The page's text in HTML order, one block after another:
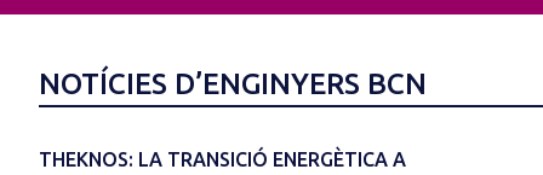
NOTÍCIES D’ENGINYERS BCN
THEKNOS: LA TRANSICIÓ ENERGÈTICA A